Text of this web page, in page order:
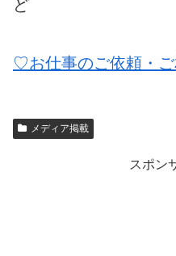
ど
♡お仕事のご依頼・
メディア掲載
スポン